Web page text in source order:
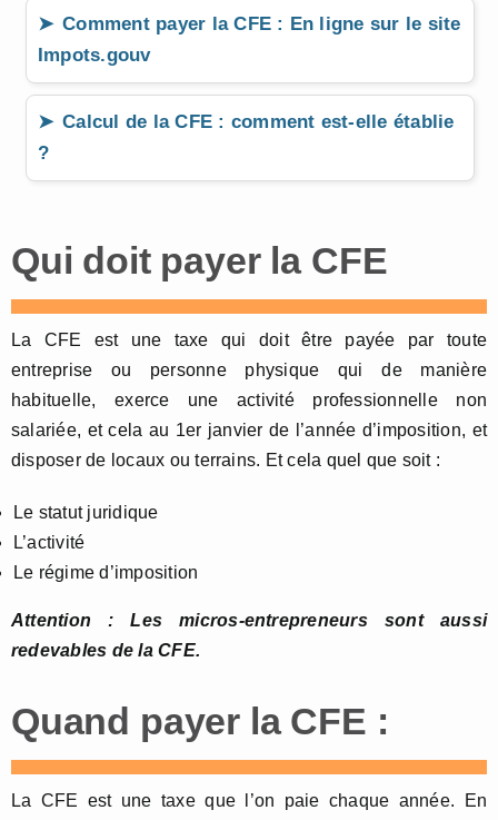
Comment payer la CFE : En ligne sur le site
Impots.gouv
Calcul de la CFE : comment est-elle établie
?
Qui doit payer la CFE
La CFE est une taxe qui doit être payée par toute
entreprise ou personne physique qui de manière
habituelle, exerce une activité professionnelle non
salariée, et cela au 1er janvier de l’année d’imposition, et
disposer de locaux ou terrains. Et cela quel que soit :
Le statut juridique
L’activité
Le régime d’imposition
Attention : Les micros-entrepreneurs sont aussi
redevables de la CFE.
Quand payer la CFE :
La CFE est une taxe que l’on paie chaque année. En